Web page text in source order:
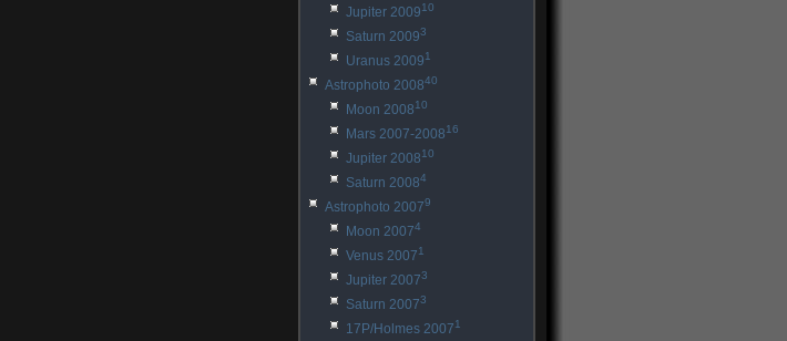
Jupiter 200910
Saturn 20093
Uranus 20091
Astrophoto 200840
Moon 200810
Mars 2007-200816
Jupiter 200810
Saturn 20084
Astrophoto 20079
Moon 20074
Venus 20071
Jupiter 20073
Saturn 20073
17P/Holmes 20071